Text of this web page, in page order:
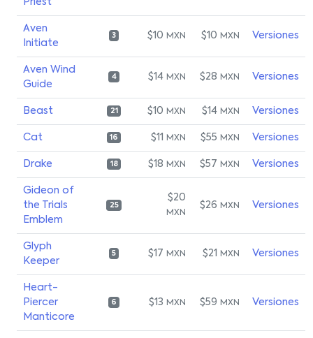
Priest
Aven
Initiate
3 $10 MXN $10 MXN Versiones
Aven Wind
Guide
4 $14 MXN $28 MXN Versiones
Beast 21 $10 MXN $14 MXN Versiones
Cat 16 $11 MXN $55 MXN Versiones
Drake 18 $18 MXN $57 MXN Versiones
Gideon of
the Trials
Emblem
25
$20
MXN
$26 MXN Versiones
Glyph
Keeper
5 $17 MXN $21 MXN Versiones
Heart-
Piercer
Manticore
6 $13 MXN $59 MXN Versiones